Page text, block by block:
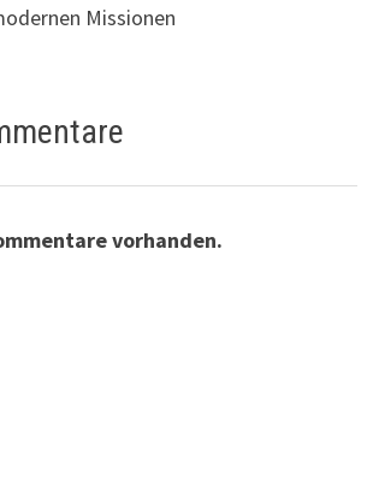
Missionen
vorhanden.